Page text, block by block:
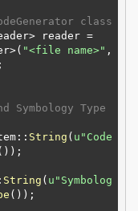
"<file name>" ,
Type
String ( u"Code
String ( u"Symbolog
());